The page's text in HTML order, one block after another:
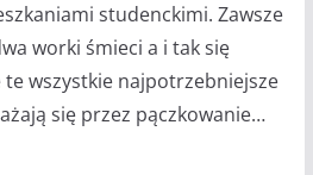
studenckimi. Zawsze
worki śmieci a i tak się
te wszystkie najpotrzebniejsze
się przez pączkowanie…